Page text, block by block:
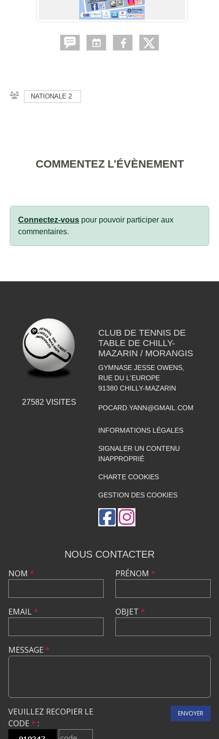
NATIONALE 2
COMMENTEZ L’ÉVÈNEMENT
Connectez-vous pour pouvoir participer aux
commentaires.
27582 VISITES
CLUB DE TENNIS DE
TABLE DE CHILLY-
MAZARIN / MORANGIS
GYMNASE JESSE OWENS,
RUE DU L'EUROPE
91380 CHILLY-MAZARIN
POCARD.YANN@GMAIL.COM
INFORMATIONS LÉGALES
SIGNALER UN CONTENU
INAPPROPRIÉ
CHARTE COOKIES
GESTION DES COOKIES
NOUS CONTACTER
NOM *
EMAIL*
PRÉNOM *
OBJET *
MESSAGE *
VEUILLEZ RECOPIER LE
CODE * :
ENVOYER